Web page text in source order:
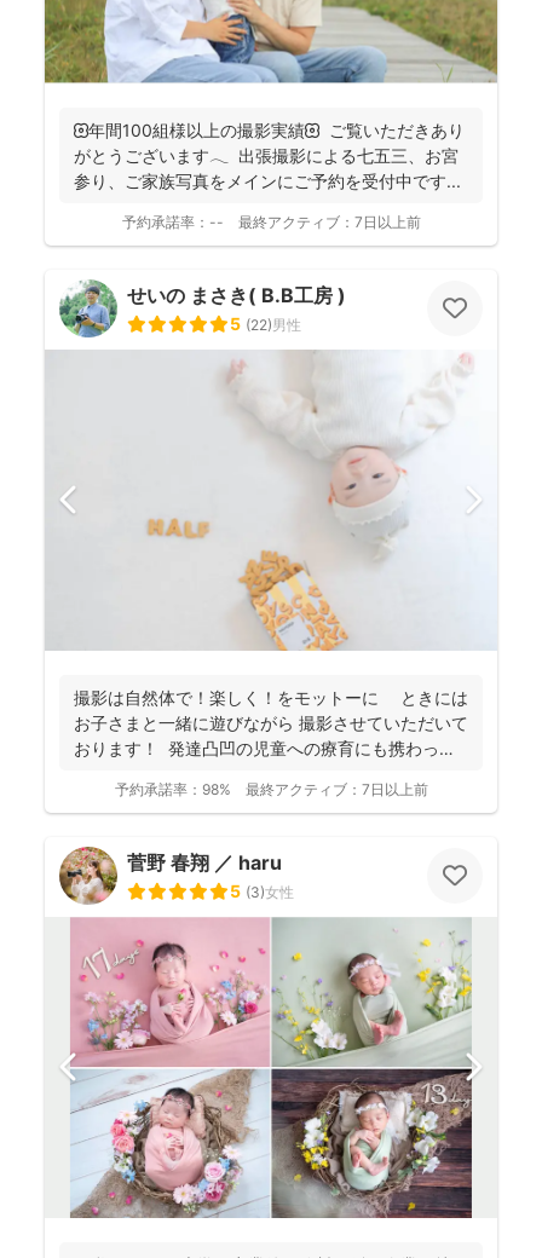
🌼年間100組様以上の撮影実績🌼 ご覧いただきあり
がとうございます𓂃 ⁡ 出張撮影による七五三、お宮
参り、ご家族写真をメインにご予約を受付中です...
予約承諾率： -- 最終アクティブ： 7日以上前
せいの まさき( B.B工房 )
5 (22)男性
撮影は自然体で！楽しく！をモットーに ときには
お子さまと一緒に遊びながら 撮影させていただいて
おります！ 発達凸凹の児童への療育にも携わって
予約承諾率： 98% 最終アクティブ： 7日以上前
菅野 春翔 ／ haru
5 (3)女性